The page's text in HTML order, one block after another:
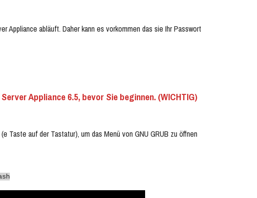
abläuft. Daher kann es vorkommen das sie Ihr Passwort
Appliance 6.5, bevor Sie beginnen. (WICHTIG)
Taste auf der Tastatur), um das Menü von GNU GRUB zu öffnen